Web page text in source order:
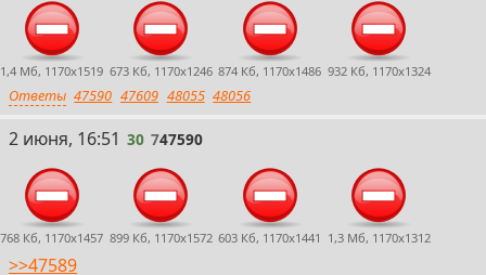
1,4 Мб, 1170x1519 673 Кб, 1170x1246 874 Кб, 1170x1486 932 Кб, 1170x1324
Ответы 47590 47609 48055 48056
30
2 июня, 16:51 30 747590
768 Кб, 1170x1457 899 Кб, 1170x1572 603 Кб, 1170x1441 1,3 Мб, 1170x1312
>>47589